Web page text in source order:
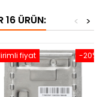
16 ÜRÜN: >
<
-20%
fiyat